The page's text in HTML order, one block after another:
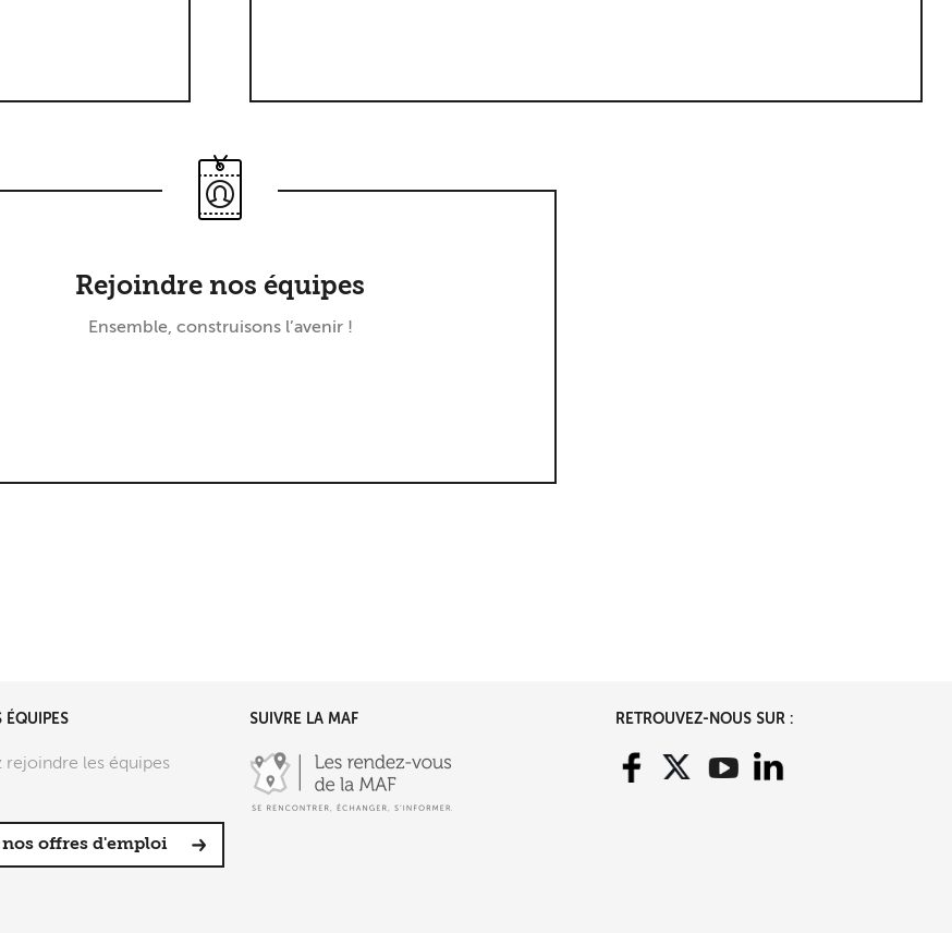
Rejoindre nos équipes
Ensemble, construisons l’avenir !
ÉQUIPES
rejoindre les équipes
offres d'emploi
SUIVRE LA MAF RETROUVEZ-NOUS SUR :